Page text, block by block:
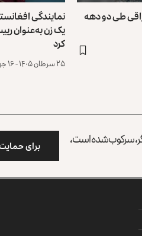
طی دو دهه نمایندگی
یک زن به‌عنوان
کرد
۲۵ سرطان ۱۴۰۵ - ۱۶ جولای ۲۰۲۶
سرکوب شده است، برای